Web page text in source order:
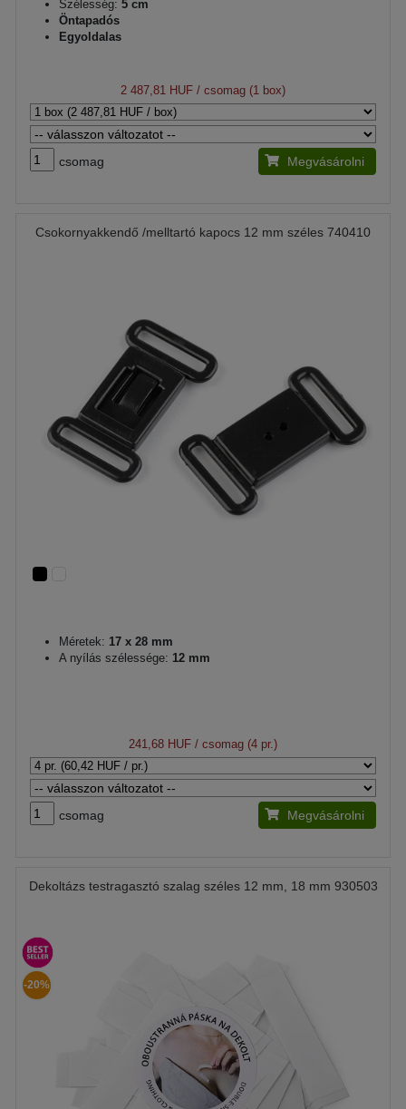
Szélesség: 5 cm
Öntapadós
Egyoldalas
2 487,81 HUF / csomag (1 box)
csomag Megvásárolni
Csokornyakkendő /melltartó kapocs 12 mm széles 740410
Méretek: 17 x 28 mm
A nyílás szélessége: 12 mm
241,68 HUF / csomag (4 pr.)
csomag Megvásárolni
Dekoltázs testragasztó szalag széles 12 mm, 18 mm 930503
-20%